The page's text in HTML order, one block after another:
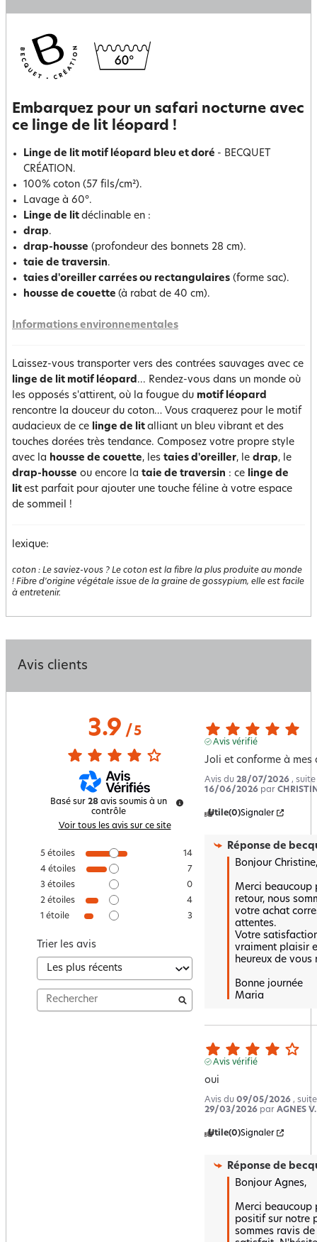
Embarquez pour un safari nocturne avec
ce linge de lit léopard !
Linge de lit motif léopard bleu et doré - BECQUET
CRÉATION.
100% coton (57 fils/cm²).
Lavage à 60°.
Linge de lit déclinable en :
drap.
drap-housse (profondeur des bonnets 28 cm).
taie de traversin.
taies d'oreiller carrées ou rectangulaires (forme sac).
housse de couette (à rabat de 40 cm).
Informations environnementales
Laissez-vous transporter vers des contrées sauvages avec ce
linge de lit motif léopard... Rendez-vous dans un monde où
les opposés s'attirent, où la fougue du motif léopard
rencontre la douceur du coton… Vous craquerez pour le motif
audacieux de ce linge de lit alliant un bleu vibrant et des
touches dorées très tendance. Composez votre propre style
avec la housse de couette, les taies d'oreiller, le drap, le
drap-housse ou encore la taie de traversin : ce linge de
lit est parfait pour ajouter une touche féline à votre espace
de sommeil !
lexique:
coton : Le saviez-vous ? Le coton est la fibre la plus produite au monde
! Fibre d'origine végétale issue de la graine de gossypium, elle est facile
à entretenir.
Avis clients
3.9/ 5
Basé sur 28 avis soumis à un
contrôle
Voir tous les avis sur ce site
5 étoiles
14
4 étoiles
7
3 étoiles
0
2 étoiles
4
1 étoile 3
Trier les avis
Avis vérifié
Joli et conforme à mes
Avis du 28/07/2026 ,
16/06/2026 par
Utile(0)Signaler
Réponse de
Bonjour Christine,
Merci beaucoup
retour, nous
votre achat
attentes.
Votre
vraiment plaisir
heureux de
Bonne journée
Maria
Avis vérifié
oui
Avis du 09/05/2026 ,
29/03/2026 par AGNES V.
Utile(0)Signaler
Réponse de
Bonjour Agnes,
Merci beaucoup
positif sur notre
sommes ravis